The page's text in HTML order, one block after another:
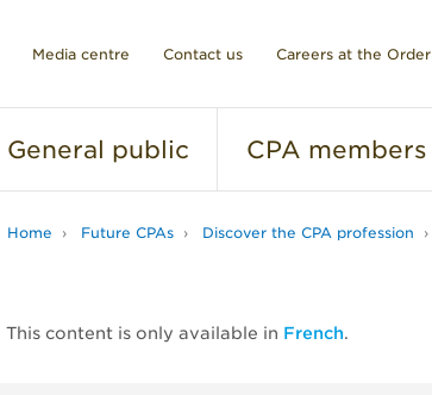
Media centre Contact us Careers at the Order
General public CPA members
Home Future CPAs Discover the CPA profession
This content is only available in French.